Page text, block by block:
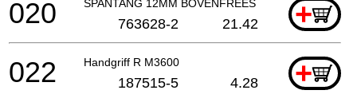
SPANTANG 12MM BOVENFREES +
020 763628-2 21.42
Handgriff R M3600 +
022 187515-5 4.28